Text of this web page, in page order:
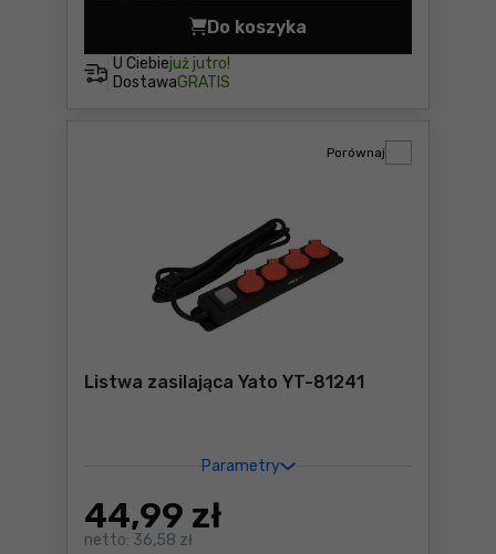
U Ciebiejuż jutro!
DostawaGRATIS
Do koszyka
Przedłużacz bębnowy 40m
Listwa zasilająca Yato YT-81241
Parametry
44,99 zł
netto: 36,58 zł
Porównaj